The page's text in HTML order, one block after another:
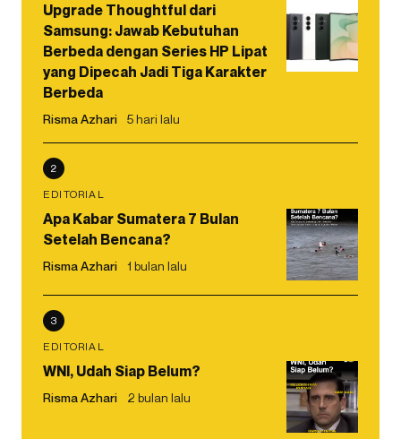
Upgrade Thoughtful dari
Samsung: Jawab Kebutuhan
Berbeda dengan Series HP Lipat
yang Dipecah Jadi Tiga Karakter
Berbeda
Risma Azhari 5 hari lalu
2
EDITORIAL
Apa Kabar Sumatera 7 Bulan
Setelah Bencana?
Risma Azhari 1 bulan lalu
3
EDITORIAL
WNI, Udah Siap Belum?
Risma Azhari 2 bulan lalu